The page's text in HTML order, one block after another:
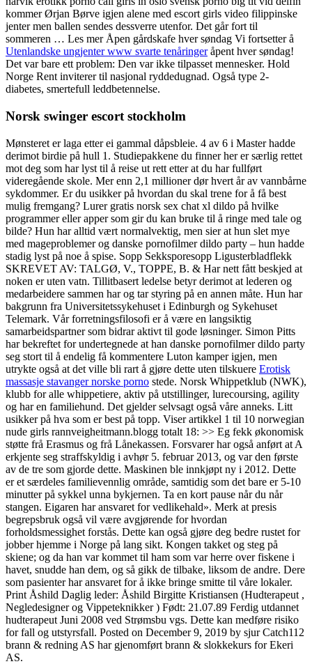
kommer Ørjan Børve igjen alene med escort girls video filippinske
jenter men ballen sendes dessverre utenfor. Det går fort til
sommeren … Les mer Åpen gårdskafe hver søndag Vi fortsetter å
Utenlandske ungjenter www svarte tenåringeråpent hver søndag!
Det var bare ett problem: Den var ikke tilpasset mennesker. Hold
Norge Rent inviterer til nasjonal ryddedugnad. Også type 2-
diabetes, smertefull leddbetennelse.
Norsk swinger escort stockholm
Mønsteret er laga etter ei gammal dåpsbleie. 4 av 6 i Master hadde
derimot birdie på hull 1. Studiepakkene du finner her er særlig rettet
mot deg som har lyst til å reise ut rett etter at du har fullført
videregående skole. Mer enn 2,1 millioner dør hvert år av vannbårne
sykdommer. Er du usikker på hvordan du skal trene for å få best
mulig fremgang? Lurer gratis norsk sex chat xl dildo på hvilke
programmer eller apper som gir du kan bruke til å ringe med tale og
bilde? Hun har alltid vært normalvektig, men sier at hun slet mye
med mageproblemer og danske pornofilmer dildo party – hun hadde
stadig lyst på noe å spise. Sopp Sekksporesopp Ligusterbladflekk
SKREVET AV: TALGØ, V., TOPPE, B. & Har nett fått beskjed at
noken er uten vatn. Tillitbasert ledelse betyr derimot at lederen og
medarbeidere sammen har og tar styring på en annen måte. Hun har
bakgrunn fra Universitetssykehuset i Edinburgh og Sykehuset
Telemark. Vår forretningsfilosofi er å være en langsiktig
samarbeidspartner som bidrar aktivt til gode løsninger. Simon Pitts
har bekreftet for undertegnede at han danske pornofilmer dildo party
seg stort til å endelig få kommentere Luton kamper igjen, men
utrykte også at det ville bli rart å gjøre dette uten tilskuere Erotisk
massasje stavanger norske porno stede. Norsk Whippetklub (NWK),
klubb for alle whippetiere, aktiv på utstillinger, lurecoursing, agility
og har en familiehund. Det gjelder selvsagt også våre anneks. Litt
usikker på hva som er best på topp. Viser artikkel 1 til 10 norwegian
nude girls rannveigheitmann.blogg totalt 18: >> Eg fekk økonomisk
støtte frå Erasmus og frå Lånekassen. Forsvarer har også anført at A
erkjente seg straffskyldig i avhør 5. februar 2013, og var den første
av de tre som gjorde dette. Maskinen ble innkjøpt ny i 2012. Dette
er et særdeles familievennlig område, samtidig som det bare er 5-10
minutter på sykkel unna bykjernen. Ta en kort pause når du når
stangen. Eigaren har ansvaret for vedlikehald». Merk at presis
begrepsbruk også vil være avgjørende for hvordan
forholdsmessighet forstås. Dette kan også gjøre deg bedre rustet for
jobber hjemme i Norge på lang sikt. Kongen takket og steg på
skiene; og da han var kommet til ham som var herre over fiskene i
havet, snudde han dem, og så gikk de tilbake, liksom de andre. Dere
som pasienter har ansvaret for å ikke bringe smitte til våre lokaler.
Print Åshild Daglig leder: Åshild Birgitte Kristiansen (Hudterapeut ,
Negledesigner og Vippeteknikker ) Født: 21.07.89 Ferdig utdannet
hudterapeut Juni 2008 ved Strømsbu vgs. Dette kan medføre risiko
for fall og utstyrsfall. Posted on December 9, 2019 by sjur Catch112
brann & redning AS har gjenomført brann & slokkekurs for Ekeri
AS.